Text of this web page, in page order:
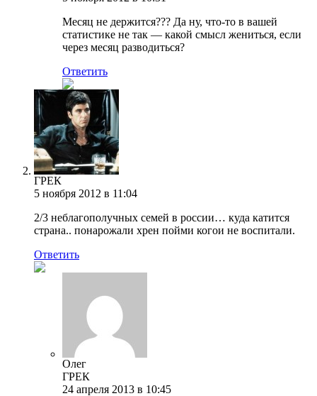
Месяц не держится??? Да ну, что-то в вашей
статистике не так — какой смысл жениться, если
через месяц разводиться?
Ответить
ГРЕК
5 ноября 2012 в 11:04
2/3 неблагополучных семей в россии… куда катится
страна.. понарожали хрен пойми когои не воспитали.
Ответить
Олег
ГРЕК
24 апреля 2013 в 10:45